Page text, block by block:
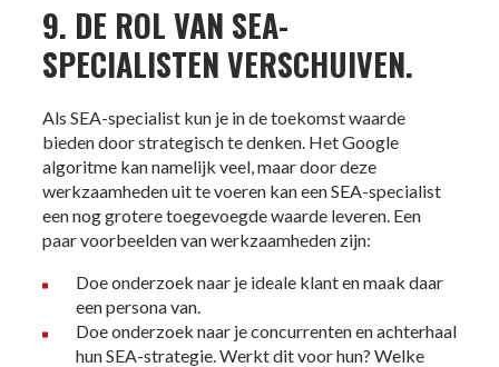
9. DE ROL VAN SEA-
SPECIALISTEN VERSCHUIVEN.
Als SEA-specialist kun je in de toekomst waarde
bieden door strategisch te denken. Het Google
algoritme kan namelijk veel, maar door deze
werkzaamheden uit te voeren kan een SEA-specialist
een nog grotere toegevoegde waarde leveren. Een
paar voorbeelden van werkzaamheden zijn:
Doe onderzoek naar je ideale klant en maak daar
een persona van.
Doe onderzoek naar je concurrenten en achterhaal
hun SEA-strategie. Werkt dit voor hun? Welke